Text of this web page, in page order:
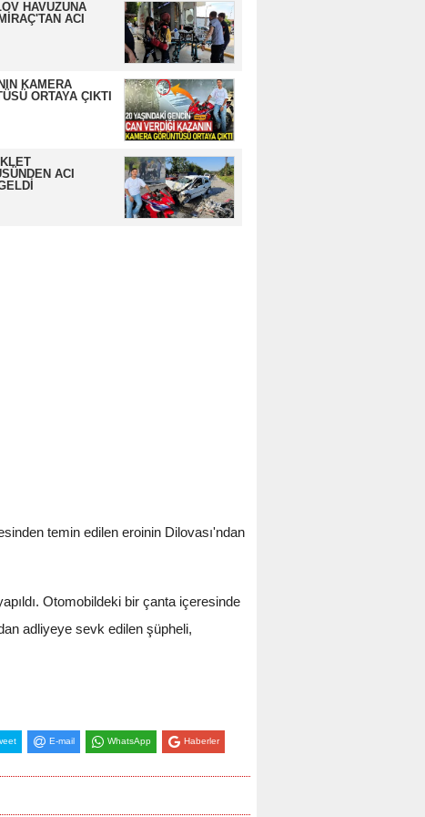
HAVUZUNA
ACI
KAMERA
ORTAYA ÇIKTI
ACI
temin edilen eroinin Dilovası'ndan
Otomobildeki bir çanta içeresinde
adliyeye sevk edilen şüpheli,
E-mail WhatsApp Haberler